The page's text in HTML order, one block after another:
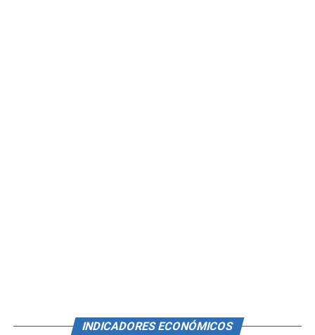
INDICADORES ECONÓMICOS